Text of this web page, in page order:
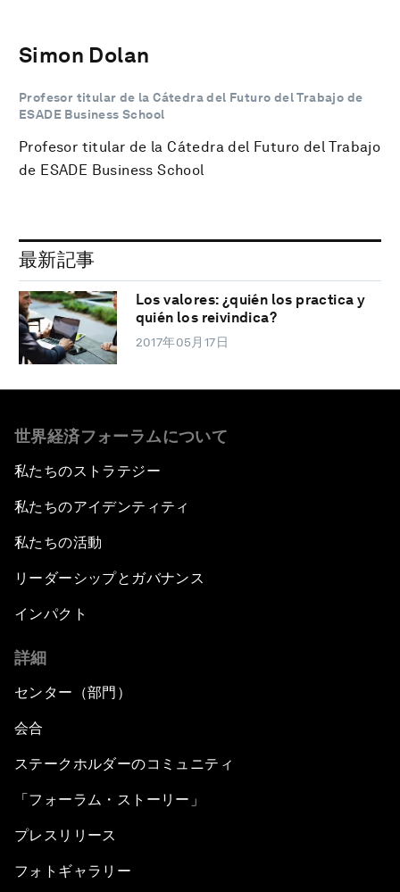
Simon Dolan
Profesor titular de la Cátedra del Futuro del Trabajo de
ESADE Business School
Profesor titular de la Cátedra del Futuro del Trabajo
de ESADE Business School
最新記事
Los valores: ¿quién los practica y
quién los reivindica?
2017年05月17日
世界経済フォーラムについて
私たちのストラテジー
私たちのアイデンティティ
私たちの活動
リーダーシップとガバナンス
インパクト
詳細
センター（部門）
会合
ステークホルダーのコミュニティ
「フォーラム・ストーリー」
プレスリリース
フォトギャラリー